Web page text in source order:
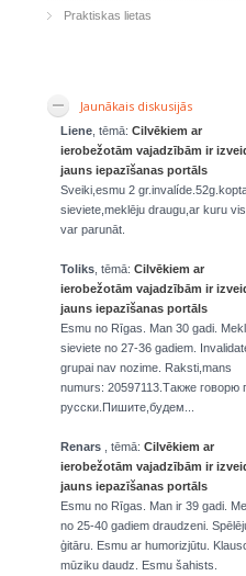
Praktiskas lietas
Jaunākais diskusijās
Liene , tēmā: Cilvēkiem ar
ierobežotām vajadzībām ir
jauns iepazīšanas portāls
Sveiki,esmu 2
sieviete,meklēju draugu,ar kuru
var parunāt.
Toliks , tēmā: Cilvēkiem ar
ierobežotām vajadzībām ir
jauns iepazīšanas portāls
Esmu no Rīgas. Man 30 gadi.
sieviete no 27-36 gadiem.
grupai nav nozime. Raksti,mans
numurs: 20597113.Также говорю
русски.Пишите,будем...
Renars , tēmā: Cilvēkiem ar
ierobežotām vajadzībām ir
jauns iepazīšanas portāls
Esmu no Rīgas. Man ir 39 gadi.
no 25-40 gadiem draudzeni.
ģitāru. Esmu ar humorizjūtu.
mūziku daudz. Esmu šahists.